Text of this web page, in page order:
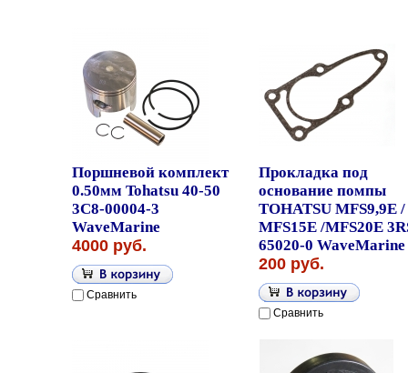
Поршневой комплект
0.50мм Tohatsu 40-50
3C8-00004-3
WaveMarine
4000 руб.
Сравнить
Прокладка под
основание помпы
TOHATSU MFS9,9E /
MFS15E /MFS20E
65020-0 WaveMarine
200 руб.
Сравнить